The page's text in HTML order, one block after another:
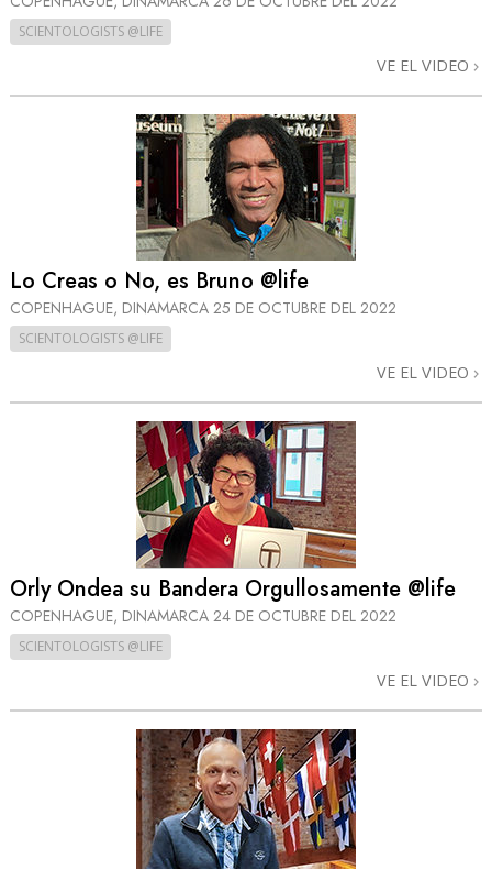
SCIENTOLOGISTS @LIFE
VE EL VIDEO
Lo Creas o No, es Bruno @life
COPENHAGUE, DINAMARCA 25 DE OCTUBRE DEL 2022
SCIENTOLOGISTS @LIFE
VE EL VIDEO
Orly Ondea su Bandera Orgullosamente @life
COPENHAGUE, DINAMARCA 24 DE OCTUBRE DEL 2022
SCIENTOLOGISTS @LIFE
VE EL VIDEO